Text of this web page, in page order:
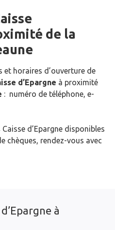
de la
et horaires d’ouverture de
d’Epargne à proximité
: numéro de téléphone, e-
d’Epargne disponibles
chèques, rendez-vous avec
à